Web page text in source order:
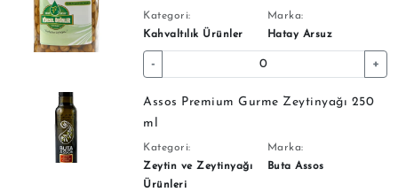
Kategori:
Kahvaltılık Ürünler
Marka:
Hatay Arsuz
- +
Assos Premium Gurme Zeytinyağı 250
ml
Kategori:
Zeytin ve Zeytinyağı
Ürünleri
Marka:
Buta Assos